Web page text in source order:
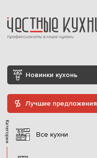
Новинки кухонь
Лучшие предложения
Категории Все кухни